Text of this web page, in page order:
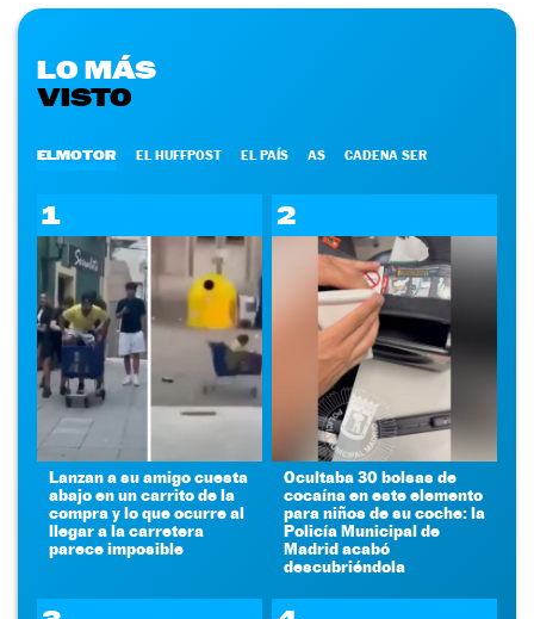
LO MÁS
VISTO
ELMOTOR EL HUFFPOST EL PAÍS AS CADENA SER
1
Lanzan a su amigo cuesta
abajo en un carrito de la
compra y lo que ocurre al
llegar a la carretera
parece imposible
2
Ocultaba 30 bolsas de
cocaína en este elemento
para niños de su coche: la
Policía Municipal de
Madrid acabó
descubriéndola